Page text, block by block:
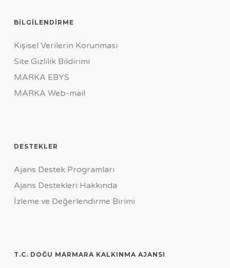
BILGILENDIRME
Kişisel Verilerin Korunması
Site Gizlilik Bildirimi
MARKA EBYS
MARKA Web-mail
DESTEKLER
Ajans Destek Programları
Ajans Destekleri Hakkında
İzleme ve Değerlendirme Birimi
T.C. DOĞU MARMARA KALKINMA AJANSI